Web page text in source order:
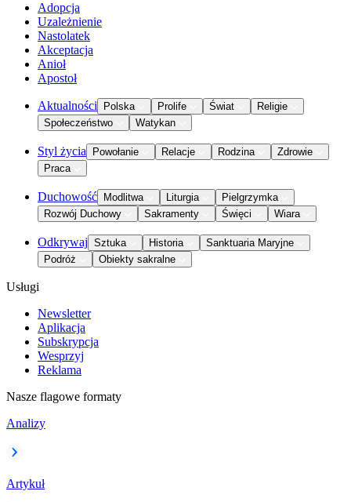
Adopcja
Uzależnienie
Nastolatek
Akceptacja
Anioł
Apostoł
Aktualności Polska Prolife Świat
Religie
Społeczeństwo
Watykan
Styl życia Powołanie Relacje Rodzina
Zdrowie
Praca
Duchowość Modlitwa Liturgia
Pielgrzymka
Rozwój Duchowy
Sakramenty Święci Wiara
Odkrywaj Sztuka Historia
Sanktuaria Maryjne
Podróż
Obiekty sakralne
Usługi
Newsletter
Aplikacja
Subskrypcja
Wesprzyj
Reklama
Nasze flagowe formaty
Analizy
Artykuł